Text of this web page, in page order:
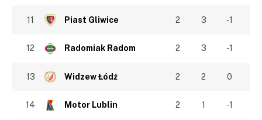
11 Piast Gliwice 2 3 -1
12 Radomiak Radom 2 3 -1
13 Widzew Łódź 2 2 0
14 Motor Lublin 2 1 -1